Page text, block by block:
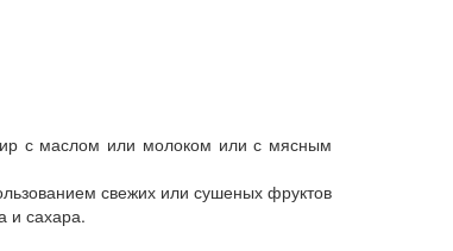
с маслом или молоком или с мясным
свежих или сушеных фруктов
и сахара.